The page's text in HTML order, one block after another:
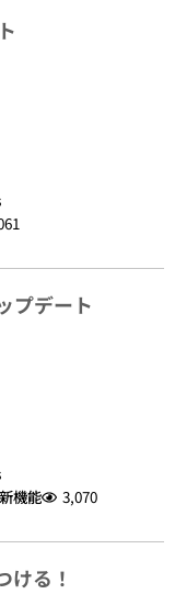
プデート
新機能 3,070
ける！